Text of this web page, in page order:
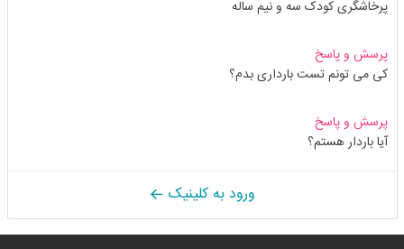
پرخاشگری کودک سه و نیم ساله
پرسش و پاسخ
کی می تونم تست بارداری بدم؟
پرسش و پاسخ
آیا باردار هستم؟
ورود به کلینیک